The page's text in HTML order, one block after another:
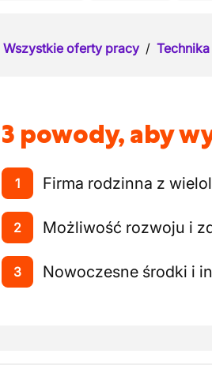
Wszystkie oferty pracy /
3 powody, aby
1 Firma rodzinna z
2 Możliwość rozwoju i
3 Nowoczesne środki i